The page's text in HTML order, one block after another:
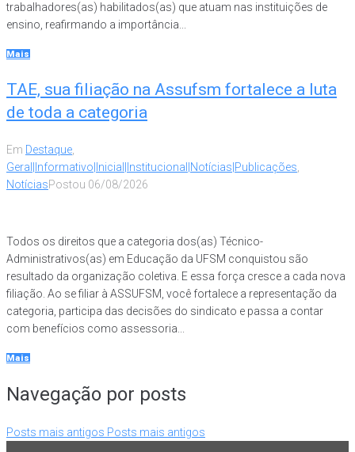
trabalhadores(as) habilitados(as) que atuam nas instituições de
ensino, reafirmando a importância...
Mais
TAE, sua filiação na Assufsm fortalece a luta
de toda a categoria
Em Destaque,
Geral|Informativo|Inicial|Institucional|Notícias|Publicações,
NotíciasPostou 06/08/2026
Todos os direitos que a categoria dos(as) Técnico-
Administrativos(as) em Educação da UFSM conquistou são
resultado da organização coletiva. E essa força cresce a cada nova
filiação. Ao se filiar à ASSUFSM, você fortalece a representação da
categoria, participa das decisões do sindicato e passa a contar
com benefícios como assessoria...
Mais
Navegação por posts
Posts mais antigos Posts mais antigos